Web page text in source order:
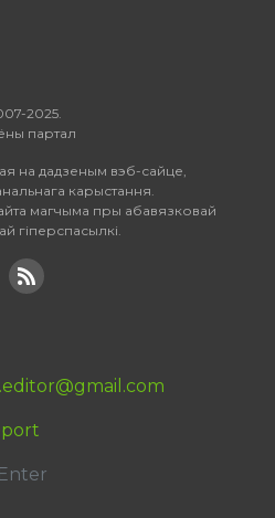
2025.
партал
на дадзеным вэб-сайце,
карыстання.
магчыма пры абавязковай
гіперспасылкі.